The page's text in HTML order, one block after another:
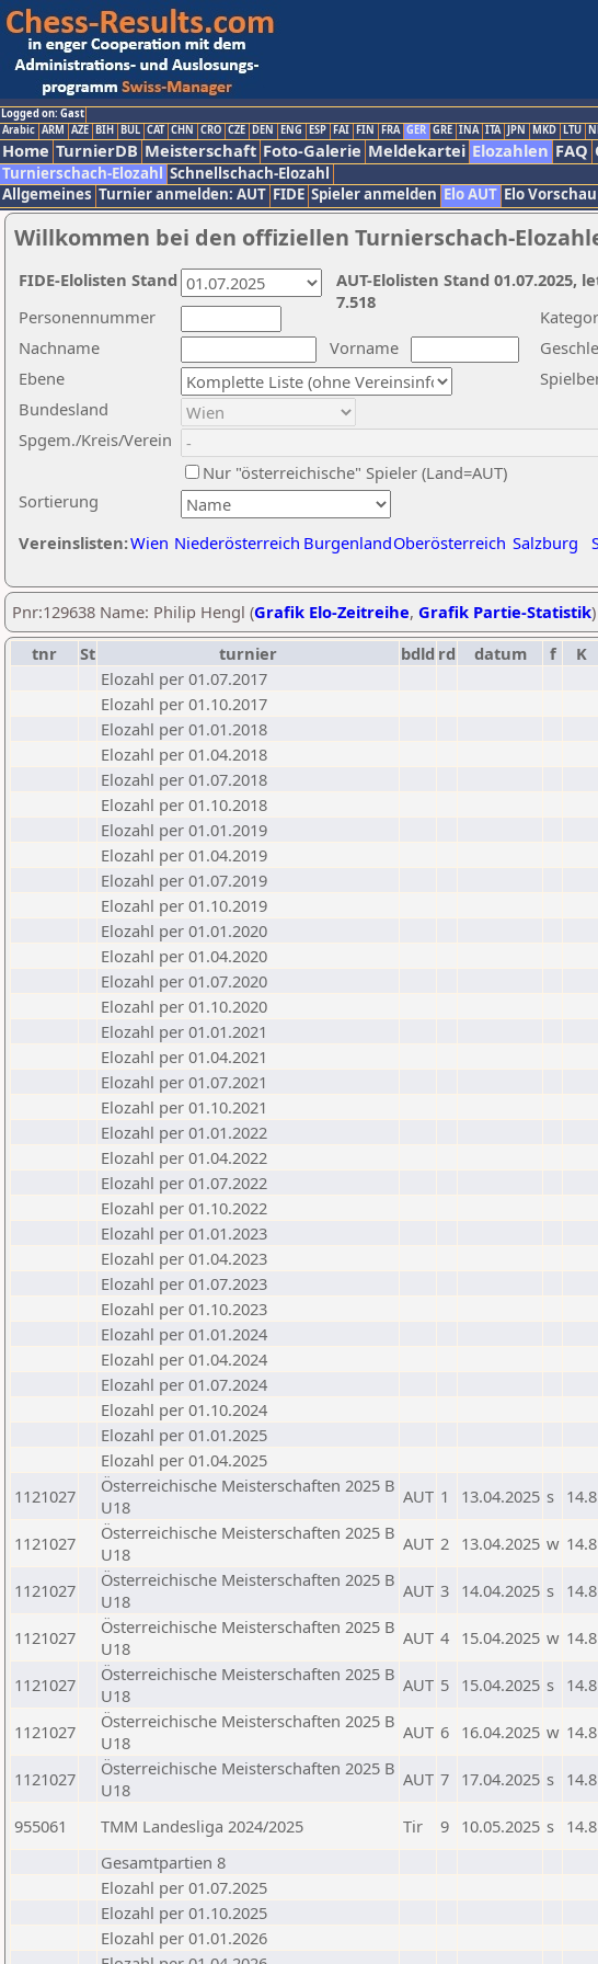
Logged on: Gast
Arabic ARM AZE BIH BUL CAT CHN CRO CZE DEN ENG ESP FAI FIN FRA GER GRE INA ITA JPN MKD LTU
Home TurnierDB Meisterschaft Foto-Galerie Meldekartei Elozahlen FAQ
Turnierschach-Elozahl Schnellschach-Elozahl
Allgemeines Turnier anmelden: AUT FIDE Spieler anmelden Elo AUT Elo Vorschau
Willkommen bei den offiziellen Turnierschach-
Nachname
Vorname
Ebene
Sortierung
Personennummer
Bundesland
Spgem./Kreis/Verein
Nur "österreichische" Spieler (Land=AUT)
Vereinslisten:Wien Niederösterreich BurgenlandOberösterreich Salzburg
AUT-Elolisten Stand 01.07.2025,
7.518
FIDE-Elolisten Stand
Pnr:129638 Name: Philip Hengl (Grafik Elo-Zeitreihe, Grafik Partie-Statistik)
tnr
St turnier bdld rd datum f K
Elozahl per 01.07.2017
Elozahl per 01.10.2017
Elozahl per 01.01.2018
Elozahl per 01.04.2018
Elozahl per 01.07.2018
Elozahl per 01.10.2018
Elozahl per 01.01.2019
Elozahl per 01.04.2019
Elozahl per 01.07.2019
Elozahl per 01.10.2019
Elozahl per 01.01.2020
Elozahl per 01.04.2020
Elozahl per 01.07.2020
Elozahl per 01.10.2020
Elozahl per 01.01.2021
Elozahl per 01.04.2021
Elozahl per 01.07.2021
Elozahl per 01.10.2021
Elozahl per 01.01.2022
Elozahl per 01.04.2022
Elozahl per 01.07.2022
Elozahl per 01.10.2022
Elozahl per 01.01.2023
Elozahl per 01.04.2023
Elozahl per 01.07.2023
Elozahl per 01.10.2023
Elozahl per 01.01.2024
Elozahl per 01.04.2024
Elozahl per 01.07.2024
Elozahl per 01.10.2024
Elozahl per 01.01.2025
Elozahl per 01.04.2025
1121027
Österreichische Meisterschaften 2025 B
U18
AUT 1 13.04.2025 s 14.8
1121027
Österreichische Meisterschaften 2025 B
U18
AUT 2 13.04.2025 w 14.8
1121027
Österreichische Meisterschaften 2025 B
U18
AUT 3 14.04.2025 s 14.8
1121027
Österreichische Meisterschaften 2025 B
U18
AUT 4 15.04.2025 w 14.8
1121027
Österreichische Meisterschaften 2025 B
U18
AUT 5 15.04.2025 s 14.8
1121027
Österreichische Meisterschaften 2025 B
U18
AUT 6 16.04.2025 w 14.8
1121027
Österreichische Meisterschaften 2025 B
U18
AUT 7 17.04.2025 s 14.8
955061 TMM Landesliga 2024/2025 Tir 9 10.05.2025 s 14.8
Gesamtpartien 8
Elozahl per 01.07.2025
Elozahl per 01.10.2025
Elozahl per 01.01.2026